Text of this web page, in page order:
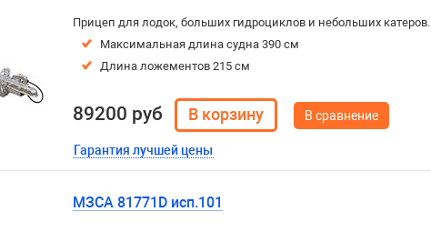
Прицеп для лодок, больших гидроциклов и небольших катеров.
Максимальная длина судна 390 см
Длина ложементов 215 см
89200 руб
Гарантия лучшей цены
В сравнение
МЗСА 81771D исп.101